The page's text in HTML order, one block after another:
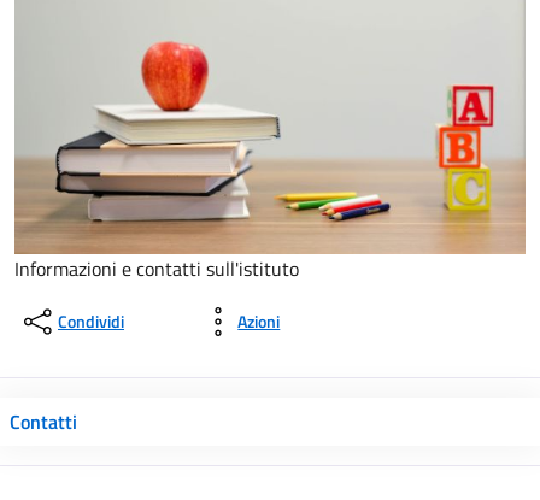
Informazioni e contatti sull'istituto
Condividi Azioni
Contatti